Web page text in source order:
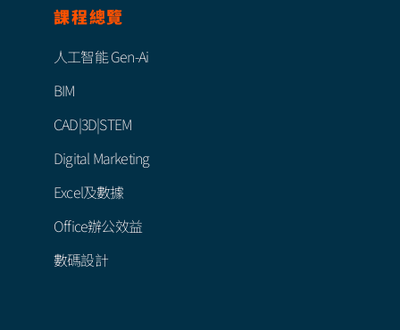
課程總覽
人工智能 Gen-Ai
BIM
CAD|3D|STEM
Digital Marketing
Excel及數據
Office辦公效益
數碼設計